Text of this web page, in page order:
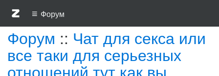
≡ Форум
Форум :: Чат для секса или
все таки для серьезных
отношений тут,как вы